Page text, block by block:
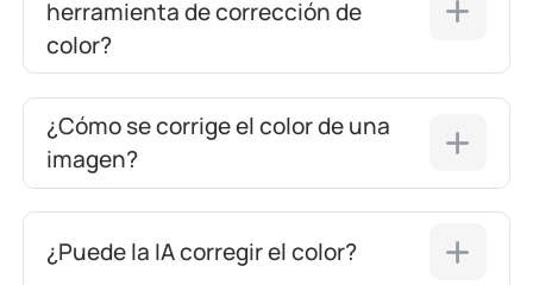
herramienta de corrección de
color?
¿Cómo se corrige el color de una
imagen?
¿Puede la IA corregir el color?